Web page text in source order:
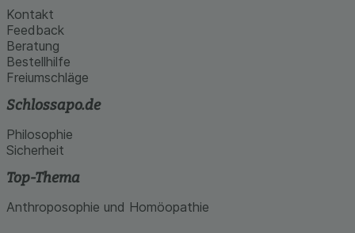
Kontakt
Feedback
Beratung
Bestellhilfe
Freiumschläge
Schlossapo.de
Philosophie
Sicherheit
Top-Thema
Anthroposophie und Homöopathie